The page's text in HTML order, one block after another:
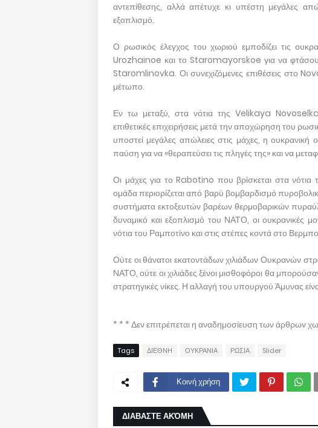
αντεπίθεσης, αλλά απέτυχε κι υπέστη μεγάλες
εξοπλισμό.
Ο ρωσικός έλεγχος του χωριού εμποδίζει τις
Urozhainoe και το Staromayorskoe για να
Staromlinovka. Οι συνεχιζόμενες επιθέσεις στο
μέτωπο.
Εν τω μεταξύ, στα νότια της Velikaya Novoselka,
επιθετικές επιχειρήσεις μετά την αποχώρηση του
υποστεί μεγάλες απώλειες στις μάχες, η
παύση για να «θεραπεύσει τις πληγές της» και να
Οι μάχες για το Rabotino που βρίσκεται στα
ομάδα περιορίζεται από βαρύ βομβαρδισμό
συστήματα εκτοξευτών βαρέων θερμοβαρικών
δυναμικό και εξοπλισμό του ΝΑΤΟ, οι ουκρανικές
νότια του Ραμποτίνο και στις στέπες κοντά στο
Ούτε οι θάνατοι εκατοντάδων χιλιάδων Ουκρανών
ΝΑΤΟ, ούτε οι χιλιάδες ξένοι μισθοφόροι θα
στρατηγικές νίκες. Η αλλαγή του υπουργού Άμυνας
* * * Δεν επιτρέπεται η αναδημοσίευση των άρθρων
Tags ΔΙΕΘΝΗ ΟΥΚΡΑΝΙΑ ΡΩΣΙΑ Slider
Κοινή χρήση
ΔΙΑΒΑΣΤΕ ΑΚΌΜΗ